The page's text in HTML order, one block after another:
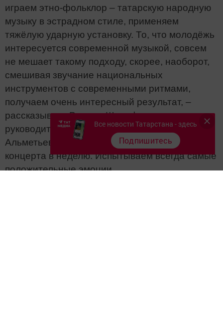
играем этно-фольклор – татарскую народную
музыку в эстрадном стиле, применяем
тяжёлую ударную установку. То, что молодёжь
интересуется современной музыкой, совсем
не мешает такому подходу, скорее, наоборот,
смешивая звучание национальных
инструментов с современными ритмами,
получаем очень интересный результат, –
рассказывает Рамиль Шарафутдинов,
руководитель ансамбля «Зилант» из
Альметьевска. – Выступаем часто, 2-3
концерта в неделю. Испытываем всегда самые
положительные эмоции.
Все новости Татарстана - здесь
Подпишитесь